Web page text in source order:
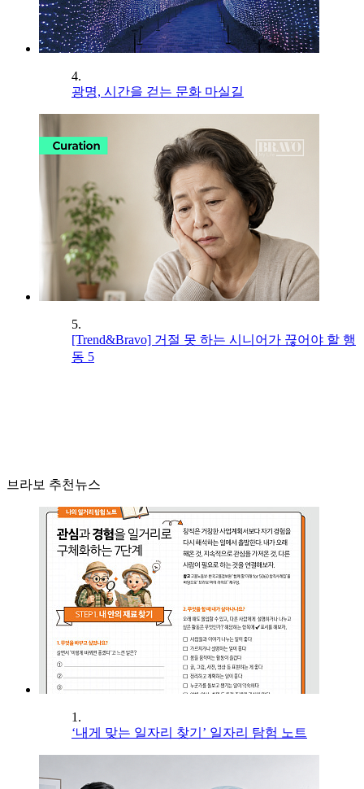
4.
광명, 시간을 걷는 문화 마실길
5.
[Trend&Bravo] 거절 못 하는 시니어가 끊어야 할 행
동 5
브라보 추천뉴스
1.
‘내게 맞는 일자리 찾기’ 일자리 탐험 노트